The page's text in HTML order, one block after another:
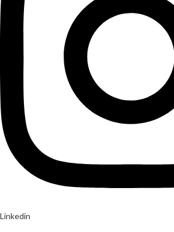
Linkedin